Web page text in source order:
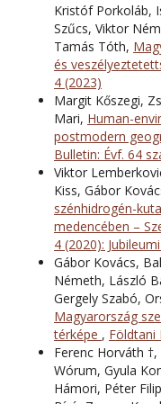
Kristóf Porkoláb,
Szűcs, Viktor
Tamás Tóth,
és
4 (2023)
Margit Kőszegi,
Mari, Human-
postmodern
Bulletin: Évf. 64
Viktor
Kiss, Gábor
szénhidrogén-
medencében –
4 (2020):
Gábor Kovács,
Németh, László
Gergely Szabó,
Magyarország
térképe , Földtani
Ferenc Horváth
Wórum, Gyula
Hámori, Péter